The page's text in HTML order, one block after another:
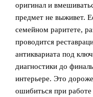
оригинал и
предмет не выживет.
семейном раритете,
проводится
антиквариата под
диагностики до
интерьере. Это
ошибиться при